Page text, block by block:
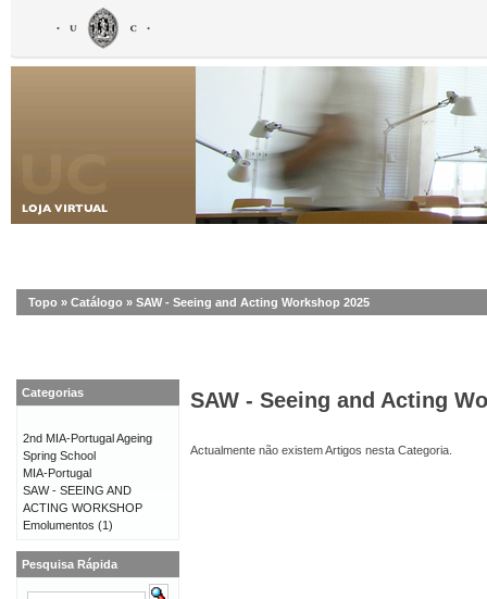
Topo » Catálogo » SAW - Seeing and Acting Workshop 2025
SAW - Seeing and Acting
Actualmente não existem Artigos nesta Categoria.
Categorias
2nd MIA-Portugal Ageing
Spring School
MIA-Portugal
SAW - SEEING AND
ACTING WORKSHOP
Emolumentos (1)
Pesquisa Rápida